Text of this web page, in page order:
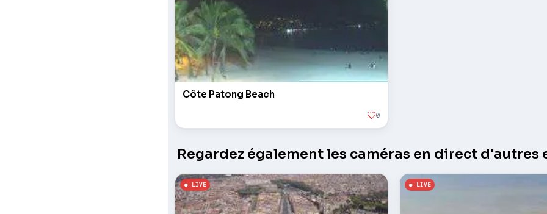
Côte Patong Beach
0
Regardez également les caméras en direct d'autres